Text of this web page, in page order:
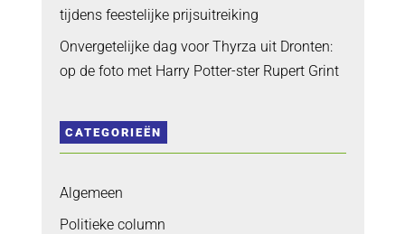
tijdens feestelijke prijsuitreiking
Onvergetelijke dag voor Thyrza uit Dronten:
op de foto met Harry Potter-ster Rupert Grint
CATEGORIEËN
Algemeen
Politieke column